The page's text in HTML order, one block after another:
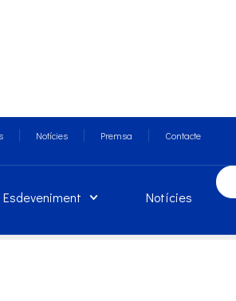
Notícies Premsa Contacte
Esdeveniment Notícies